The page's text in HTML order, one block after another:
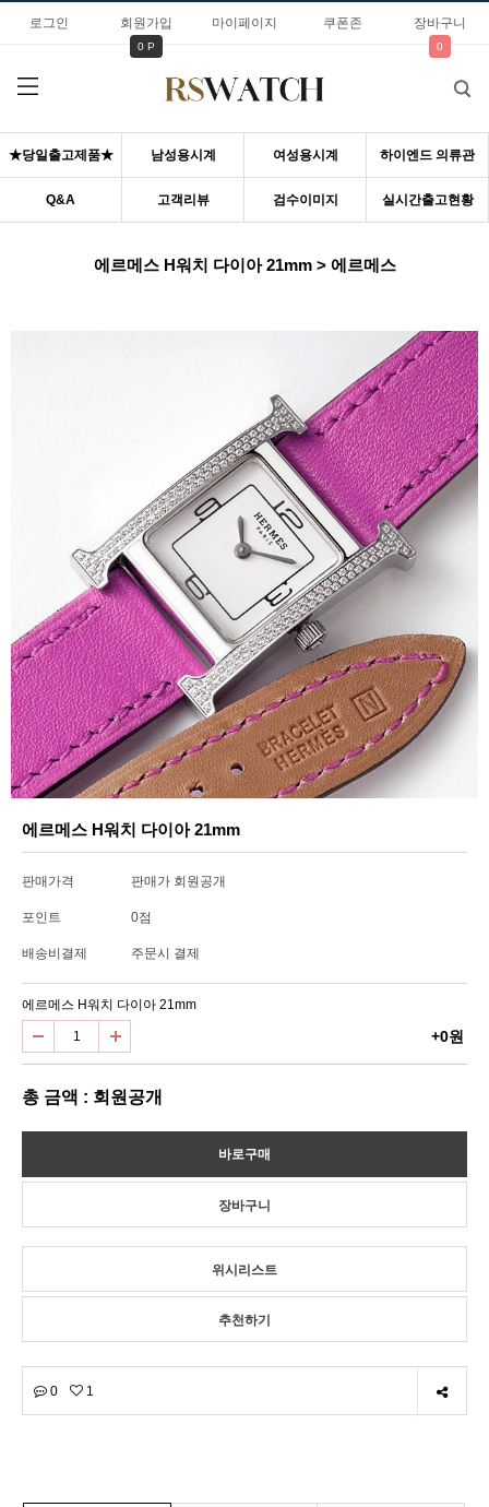
로그인 회원가입
0 P
마이페이지 쿠폰존 장바구니
0
★당일출고제품★ 남성용시계 여성용시계 하이엔드 의류관
Q&A 고객리뷰 검수이미지 실시간출고현황
에르메스 H워치 다이아 21mm > 에르메스
에르메스 H워치 다이아 21mm
판매가격 판매가 회원공개
포인트 0점
배송비결제 주문시 결제
에르메스 H워치 다이아 21mm
+0원
총 금액 : 회원공개
위시리스트
추천하기
0 1